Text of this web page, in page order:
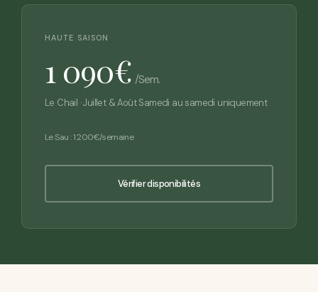
HAUTE SAISON
1 090€ /sem.
Le Chail · Juillet & Août Samedi au samedi uniquement
Le Sau : 1 200€/semaine
Vérifier disponibilités